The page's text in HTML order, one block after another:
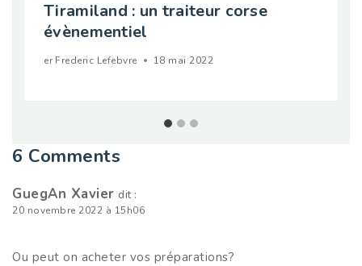
Tiramiland : un traiteur corse
évènementiel
er Frederic Lefebvre 18 mai 2022
6 Comments
GuegAn Xavier dit :
20 novembre 2022 à 15h06
Ou peut on acheter vos préparations?